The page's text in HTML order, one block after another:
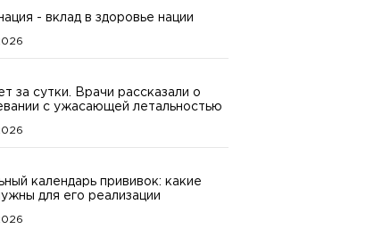
- вклад в здоровье нации
за сутки. Врачи рассказали о
с ужасающей летальностью
календарь прививок: какие
для его реализации